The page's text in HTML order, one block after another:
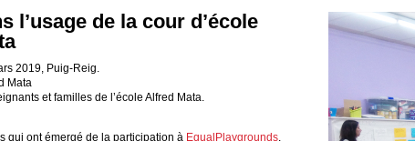
l’usage de la cour d’école
2019, Puig-Reig.
Mata
et familles de l’école Alfred Mata.
qui ont émergé de la participation à EqualPlaygrounds,